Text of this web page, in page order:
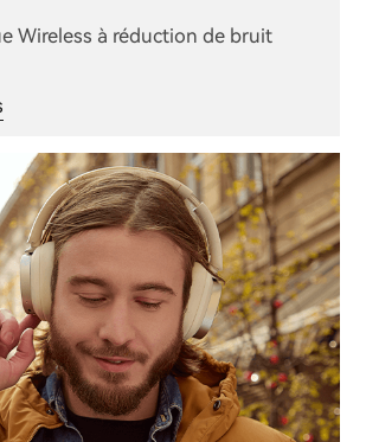
Wireless à réduction de bruit